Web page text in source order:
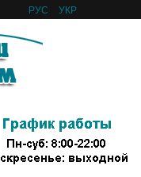
РУС УКР